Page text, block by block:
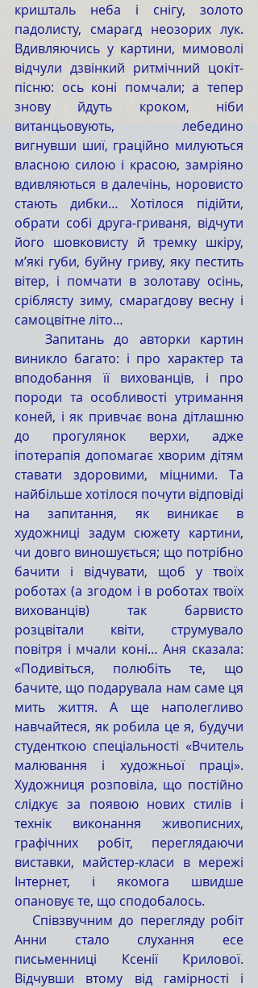
кришталь неба і снігу, золото
падолисту, смарагд неозорих лук.
Вдивляючись у картини, мимоволі
відчули дзвінкий ритмічний цокіт-
пісню: ось коні помчали; а тепер
знову йдуть кроком, ніби
витанцьовують, лебедино
вигнувши шиї, граційно милуються
власною силою і красою, замріяно
вдивляються в далечінь, норовисто
стають дибки… Хотілося підійти,
обрати собі друга-гриваня, відчути
його шовковисту й тремку шкіру,
м’які губи, буйну гриву, яку пестить
вітер, і помчати в золотаву осінь,
сріблясту зиму, смарагдову весну і
самоцвітне літо…
виникло багато: і про характер та
вподобання її вихованців, і про
породи та особливості утримання
коней, і як привчає вона дітлашню
до прогулянок верхи, адже
іпотерапія допомагає хворим дітям
ставати здоровими, міцними. Та
найбільше хотілося почути відповіді
на запитання, як виникає в
художниці задум сюжету картини,
чи довго виношується; що потрібно
бачити і відчувати, щоб у твоїх
роботах (а згодом і в роботах твоїх
вихованців) так барвисто
розцвітали квіти, струмувало
повітря і мчали коні… Аня сказала:
«Подивіться, полюбіть те, що
бачите, що подарувала нам саме ця
мить життя. А ще наполегливо
навчайтеся, як робила це я, будучи
студенткою спеціальності «Вчитель
малювання і художньої праці».
Художниця розповіла, що постійно
слідкує за появою нових стилів і
технік виконання живописних,
графічних робіт, переглядаючи
виставки, майстер-класи в мережі
Інтернет, і якомога швидше
опановує те, що сподобалось.
Анни стало слухання есе
письменниці Ксенії Крилової.
Відчувши втому від гамірності і